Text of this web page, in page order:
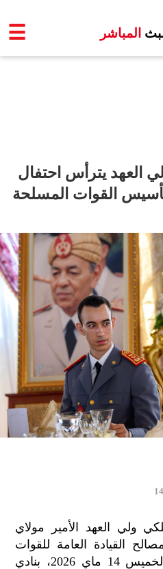
☰ المباشر
العهد يترأس احتفال
بالذكرى 70 لتأسيس القوات المسلحة
ولي العهد الأمير مولاي
القيادة العامة للقوات
المسلحة الملكية، اليوم الخميس 14 ماي 2026، بنادي